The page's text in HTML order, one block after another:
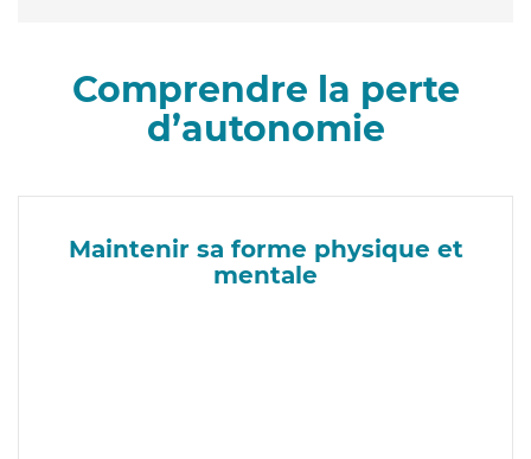
Comprendre la perte
d’autonomie
Maintenir sa forme physique et
mentale